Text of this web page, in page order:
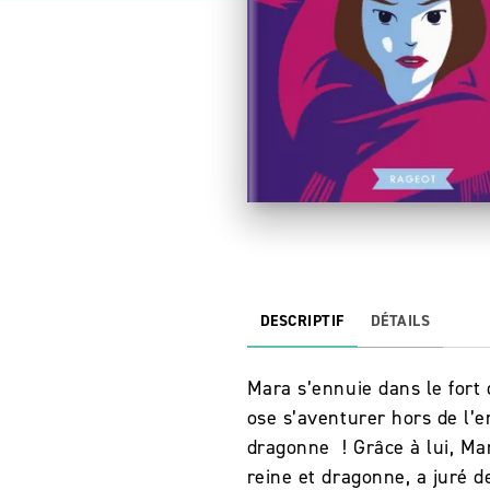
DESCRIPTIF DÉTAILS
Mara s’ennuie dans le
ose s’aventurer hors de
dragonne ! Grâce à lui,
reine et dragonne, a juré